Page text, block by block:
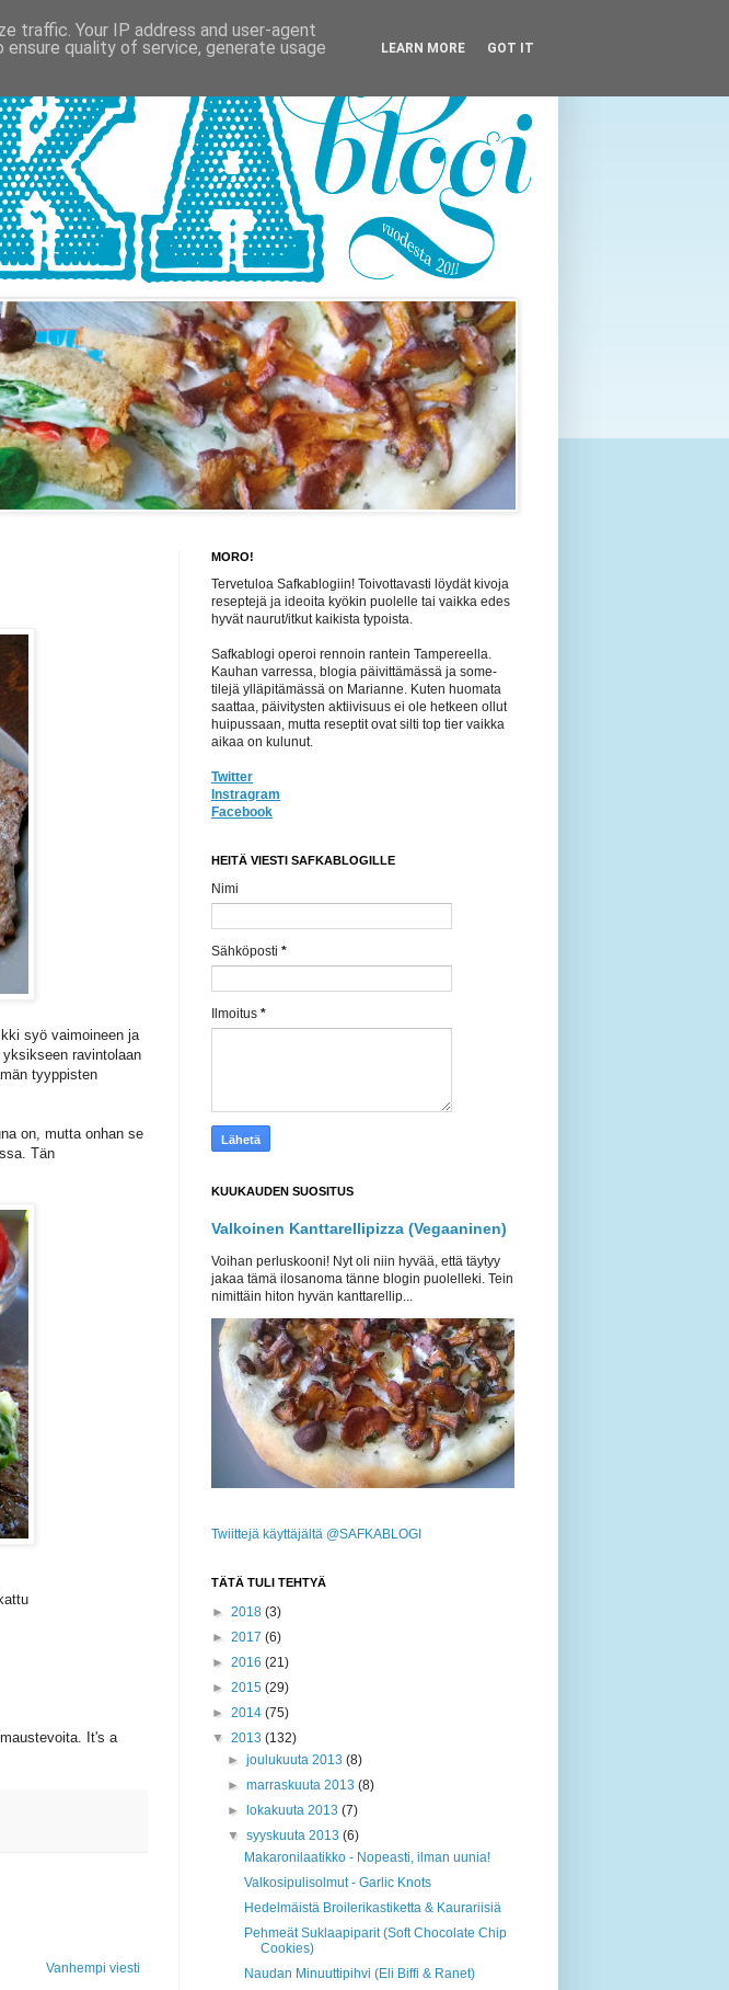
syö vaimoineen ja
ravintolaan
tyyppisten
on, mutta onhan se
Tän
It's a
Vanhempi viesti
MORO!
Tervetuloa Safkablogiin! Toivottavasti löydät kivoja
reseptejä ja ideoita kyökin puolelle tai vaikka edes
hyvät naurut/itkut kaikista typoista.
Safkablogi operoi rennoin rantein Tampereella.
Kauhan varressa, blogia päivittämässä ja some-
tilejä ylläpitämässä on Marianne. Kuten huomata
saattaa, päivitysten aktiivisuus ei ole hetkeen ollut
huipussaan, mutta reseptit ovat silti top tier vaikka
aikaa on kulunut.
Twitter
Instragram
Facebook
HEITÄ VIESTI SAFKABLOGILLE
Nimi
Sähköposti *
Ilmoitus *
KUUKAUDEN SUOSITUS
Valkoinen Kanttarellipizza (Vegaaninen)
Voihan perluskooni! Nyt oli niin hyvää, että täytyy
jakaa tämä ilosanoma tänne blogin puolelleki. Tein
nimittäin hiton hyvän kanttarellip...
Twiittejä käyttäjältä @SAFKABLOGI
TÄTÄ TULI TEHTYÄ
► 2018 (3)
► 2017 (6)
► 2016 (21)
► 2015 (29)
► 2014 (75)
▼ 2013 (132)
►joulukuuta 2013(8)
►marraskuuta 2013(8)
►
lokakuuta 2013(7)
▼syyskuuta 2013(6)
Makaronilaatikko - Nopeasti, ilman uunia!
Valkosipulisolmut - Garlic Knots
Hedelmäistä Broilerikastiketta & Kaurariisiä
Pehmeät Suklaapiparit (Soft Chocolate Chip
Cookies)
Naudan Minuuttipihvi (Eli Biffi & Ranet)
traffic. Your IP address and user-agent
quality of service, generate usage
LEARN MORE GOT IT